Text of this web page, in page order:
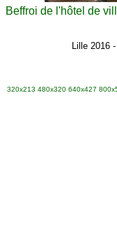
Beffroi de l'hôtel de
Lille 2016
320x213 480x320 640x427